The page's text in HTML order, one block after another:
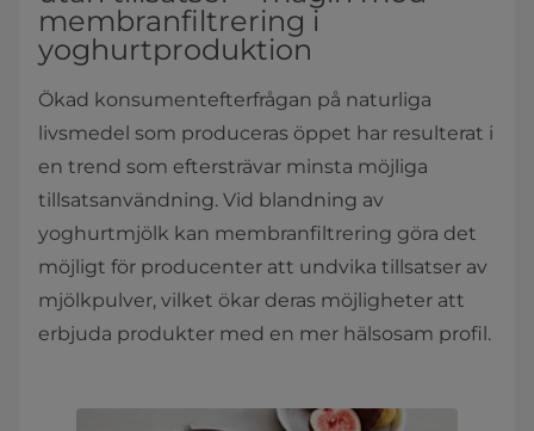
membranfiltrering i
yoghurtproduktion
Ökad konsumentefterfrågan på naturliga
livsmedel som produceras öppet har resulterat i
en trend som eftersträvar minsta möjliga
tillsatsanvändning. Vid blandning av
yoghurtmjölk kan membranfiltrering göra det
möjligt för producenter att undvika tillsatser av
mjölkpulver, vilket ökar deras möjligheter att
erbjuda produkter med en mer hälsosam profil.